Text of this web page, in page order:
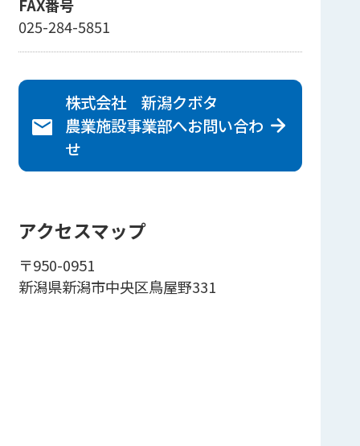
FAX番号
025-284-5851
株式会社 新潟クボタ
農業施設事業部へお問い合わ
せ
アクセスマップ
〒950-0951
新潟県新潟市中央区鳥屋野331